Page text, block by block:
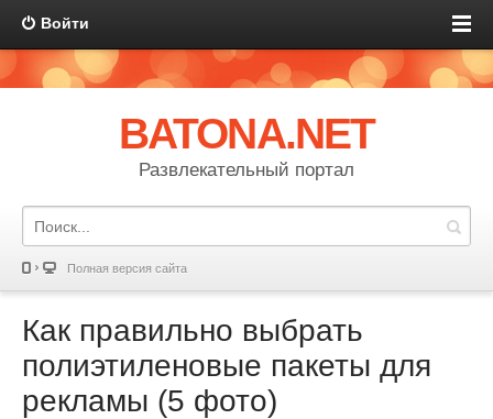
Войти
BATONA.NET
Развлекательный портал
Полная версия сайта
Как правильно выбрать
полиэтиленовые пакеты для
рекламы (5 фото)